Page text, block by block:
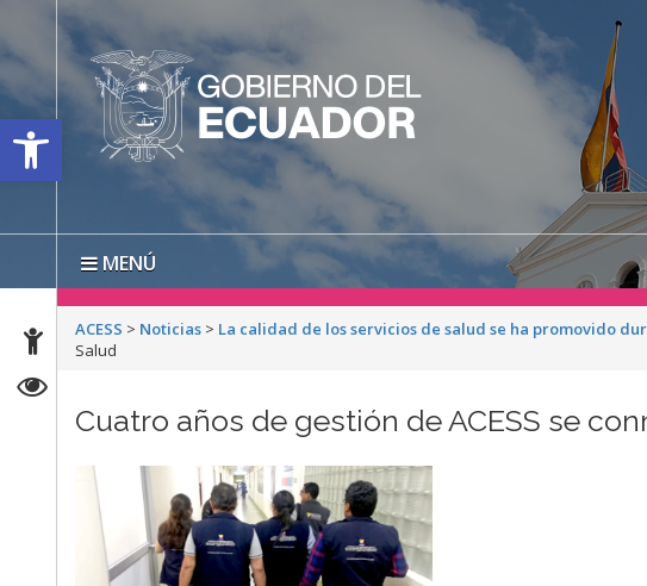
Open toolbar
MENÚ
ACESS > Noticias > La calidad de los servicios de salud se ha promovido
Salud
Cuatro años de gestión de ACESS se